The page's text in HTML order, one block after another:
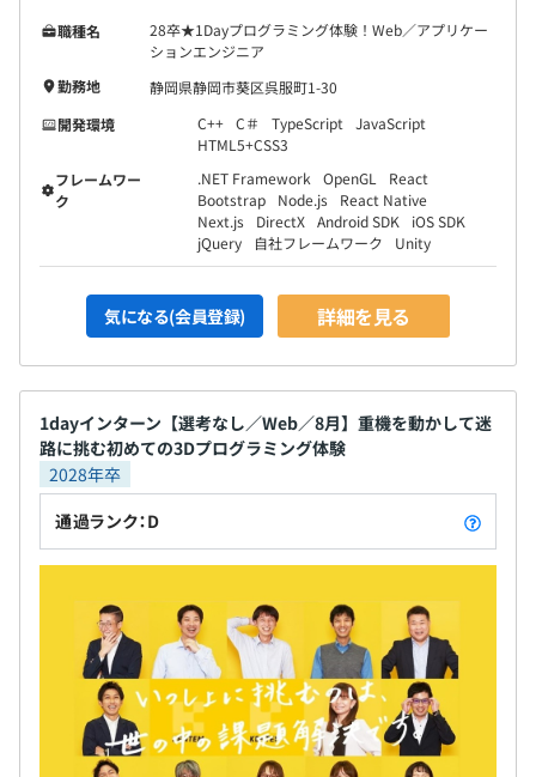
・自社内でプログラミングコンテストや勉強会の開催など
技術力を高め合う意識が高いです
・ソフトウェア開発に関する外部のセミナーや勉強会など
に積極的に参加できます
・平均年齢約36歳（2024年7月時点）、若いメンバーが中
【開発環境】
開発言語：C#,C++,Xamarin,ASP.NETほか
ミドルウェア：MySQL,PostgreSQLほか
OS：Windows、Android、iOSほか
クラウド：Azure
CI：Jenkins
コミュニケーション：Teams
開発環境：VisualStudioほか
開発手法：アジャイル
職種名
28卒★1Dayプログラミング体験！Web／アプリケー
ションエンジニア
勤務地
静岡県静岡市葵区呉服町1-30
開発環境
C++ C＃ TypeScript
JavaScript
HTML5+CSS3
フレームワー
ク
.NET Framework OpenGL
React
Bootstrap
Node.js
React Native
Next.js
DirectX Android SDK
iOS SDK
jQuery
自社フレームワーク Unity
気になる(会員登録) 詳細を見る
1dayインターン【選考なし／Web／8月】重機を動かして迷
路に挑む初めての3Dプログラミング体験
2028年卒
通過ランク：D